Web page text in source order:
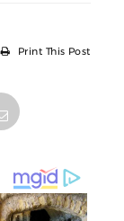
Print This Post